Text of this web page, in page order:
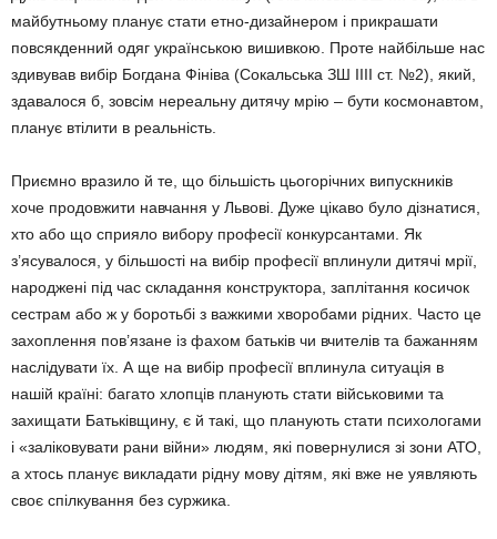
майбутньому планує стати етно-дизайнером і прикрашати
повсякденний одяг українською вишивкою. Проте найбільше нас
здивував вибір Богдана Фініва (Сокальська ЗШ ІІІІ ст. №2), який,
здавалося б, зовсім нереальну дитячу мрію – бути космонавтом,
планує втілити в реальність.
Приємно вразило й те, що більшість цьогорічних випускників
хоче продовжити навчання у Львові. Дуже цікаво було дізнатися,
хто або що сприяло вибору професії конкурсантами. Як
з’ясувалося, у більшості на вибір професії вплинули дитячі мрії,
народжені під час складання конструктора, заплітання косичок
сестрам або ж у боротьбі з важкими хворобами рідних. Часто це
захоплення пов’язане із фахом батьків чи вчителів та бажанням
наслідувати їх. А ще на вибір професії вплинула ситуація в
нашій країні: багато хлопців планують стати військовими та
захищати Батьківщину, є й такі, що планують стати психологами
і «заліковувати рани війни» людям, які повернулися зі зони АТО,
а хтось планує викладати рідну мову дітям, які вже не уявляють
своє спілкування без суржика.